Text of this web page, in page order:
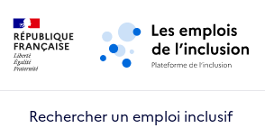
Aller au menu principal
Rechercher un emploi inclusif